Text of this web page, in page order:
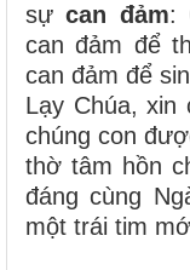
sựcan đảm:
can đảm để
can đảm để
Lạy Chúa,
chúng con
thờ tâm hồn
đáng cùng
một trái tim